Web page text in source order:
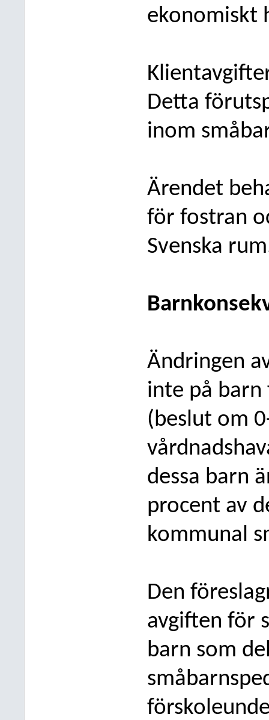
ekonomiskt
Detta
inom
Ärendet
för fostran
Svenska
Ändringen
inte på barn
(beslut om
dessa barn
procent av
kommunal
Den
avgiften för
barn som